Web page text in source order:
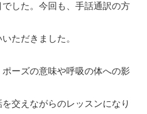
した。今回も、手話通訳の方
ただきました。
ーズの意味や呼吸の体への影
交えながらのレッスンになり